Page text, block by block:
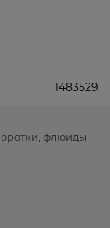
1483529
флюиды